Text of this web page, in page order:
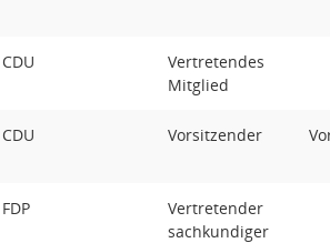
CDU
Vertretendes
Mitglied
CDU Vorsitzender
FDP
Vertretender
sachkundiger